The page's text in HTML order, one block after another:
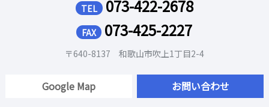
TEL 073-422-2678
FAX 073-425-2227
〒640-8137 和歌山市吹上1丁目2-4
Google Map お問い合わせ